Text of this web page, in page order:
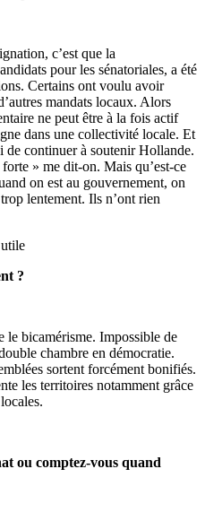
c’est que la
pour les sénatoriales, a été
Certains ont voulu avoir
mandats locaux. Alors
ne peut être à la fois actif
dans une collectivité locale. Et
de continuer à soutenir Hollande.
» me dit-on. Mais qu’est-ce
on est au gouvernement, on
lentement. Ils n’ont rien
utile
?
le bicamérisme. Impossible de
chambre en démocratie.
sortent forcément bonifiés.
les territoires notamment grâce
ou comptez-vous quand